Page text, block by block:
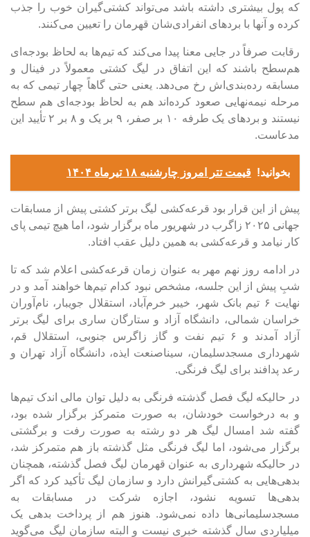
که پول بیشتری داشته باشد می‌تواند کشتی‌گیران خوب را جذب
کرده و آنها با برد‌های انفرادی‌شان قهرمان را تعیین می‌کنند.
رقابت صرفاً در جایی معنا پیدا می‌کند که تیم‌ها به لحاظ بودجه‌ای
هم‌سطح باشند که این اتفاق در لیگ کشتی معمولاً در فینال و
مسابقه رده‌بندی‌اش رخ می‌دهد. یعنی حتی گا‌هاً چهار تیمی که به
مرحله نیمه‌نهایی صعود کرده‌اند هم به لحاظ بودجه‌ای هم سطح
نیستند و برد‌های یک طرفه ۱۰ بر صفر، ۹ بر یک و ۸ بر ۲ تأیید این
مدعاست.
بخوانید! قیمت تتر امروز چارشنبه ۱۸ تیرماه ۱۴۰۴
پیش از این قرار بود قرعه‌کشی لیگ برتر کشتی پیش از مسابقات
جهانی ۲۰۲۵ زاگرب در شهریور ماه برگزار شود، اما هیچ تیمی پای
کار نیامد و قرعه‌کشی به همین دلیل عقب افتاد.
در ادامه روز نهم مهر به عنوان زمان قرعه‌کشی اعلام شد که تا
شبِ پیش از این جلسه، مشخص نبود کدام تیم‌ها خواهند آمد و در
نهایت ۶ تیم بانک شهر، خیبر خرم‌آباد، استقلال جویبار، نام‌آوران
خراسان شمالی، دانشگاه آزاد و ستارگان ساری برای لیگ برتر
آزاد آمدند و ۶ تیم نفت و گاز زاگرس جنوبی، استقلال قم،
شهرداری مسجدسلیمان، سیناصنعت ایذه، دانشگاه آزاد تهران و
رعد پدافند برای لیگ فرنگی.
در حالیکه لیگ فصل گذشته فرنگی به دلیل توان مالی اندک تیم‌ها
و به درخواست خودشان، به صورت متمرکز برگزار شده بود،
گفته شد امسال لیگ هر دو رشته به صورت رفت و برگشتی
برگزار می‌شود، اما لیگ فرنگی مثل گذشته باز هم متمرکز شد،
در حالیکه شهرداری به عنوان قهرمان لیگ فصل گذشته، همچنان
بدهی‌هایی به کشتی‌گیرانش دارد و سازمان لیگ تأکید کرد که اگر
بدهی‌ها تسویه نشود، اجازه شرکت در مسابقات به
مسجدسلیمانی‌ها داده نمی‌شود. هنوز هم از پرداخت بدهی یک
میلیاردی سال گذشته خبری نیست و البته سازمان لیگ می‌گوید